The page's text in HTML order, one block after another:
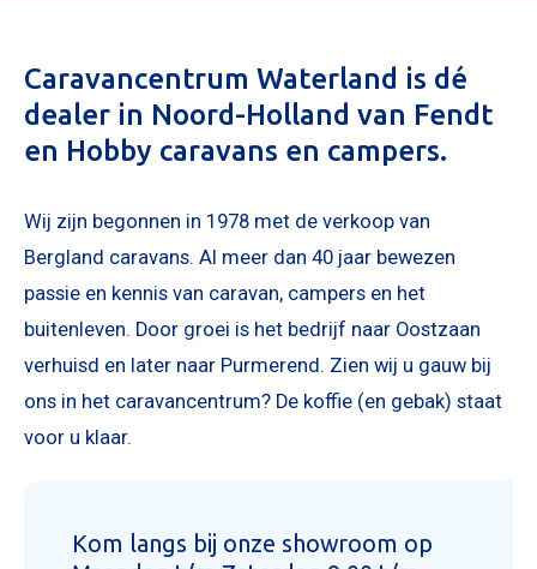
KOPEN
NIEUW
WINKEL
Caravancentrum Waterland is dé
dealer in Noord-Holland van Fendt
en Hobby caravans en campers.
Wij zijn begonnen in 1978 met de verkoop van
Bergland caravans. Al meer dan 40 jaar bewezen
passie en kennis van caravan, campers en het
buitenleven. Door groei is het bedrijf naar Oostzaan
verhuisd en later naar Purmerend. Zien wij u gauw bij
ons in het caravancentrum? De koffie (en gebak) staat
voor u klaar.
Kom langs bij onze showroom op